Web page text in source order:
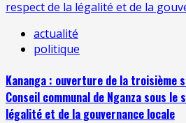
respect de la légalité et de la
actualité
politique
Kananga : ouverture de la troisième
Conseil communal de Nganza sous
légalité et de la gouvernance locale